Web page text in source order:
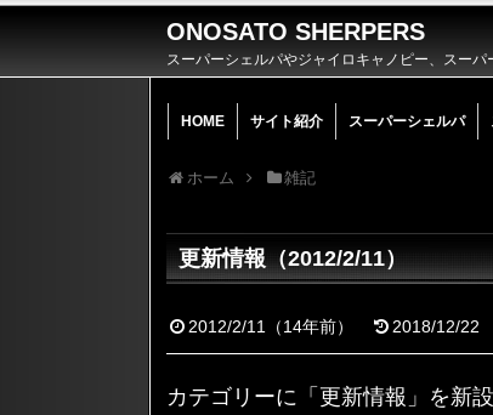
ONOSATO SHERPERS
スーパーシェルパやジャイロキャノピー、スー
HOME サイト紹介 スーパーシェルパ
ホーム 雑記
更新情報（2012/2/11）
2012/2/11 （14年前） 2018/12/22
カテゴリーに「更新情報」を新